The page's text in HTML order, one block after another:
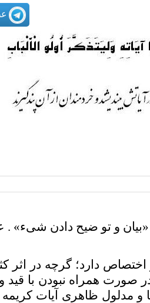
و تو ضیح دادن شیء» .
اختصاص دارد؛ گرچه در
صورت همراه نبودن با قید
و مدلول ظاهری آیات